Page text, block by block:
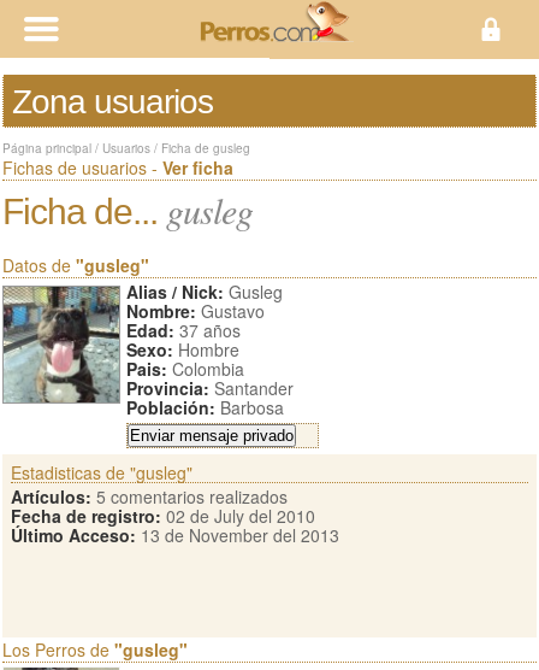
Zona usuarios
Página principal / Usuarios / Ficha de gusleg
Fichas de usuarios - Ver ficha
Ficha de... gusleg
Datos de "gusleg"
Alias / Nick: Gusleg
Nombre: Gustavo
Edad: 37 años
Sexo: Hombre
Pais: Colombia
Provincia: Santander
Población: Barbosa
Estadisticas de "gusleg"
Artículos: 5 comentarios realizados
Fecha de registro: 02 de July del 2010
Último Acceso: 13 de November del 2013
Los Perros de "gusleg"